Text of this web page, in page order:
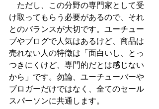
ただし、この分野の専門家として受
け取ってもらう必要があるので、それ
とのバランスが大切です。ユーチュー
ブやブログで人気はあるけど、商品は
売れない人の特徴は「面白いし、とっ
つきにくけど、専門的だとは感じない
から」です。勿論、ユーチューバーや
ブロガーだけではなく、全てのセール
スパーソンに共通します。